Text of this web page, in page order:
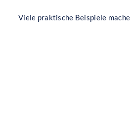
Viele praktische Beispiele